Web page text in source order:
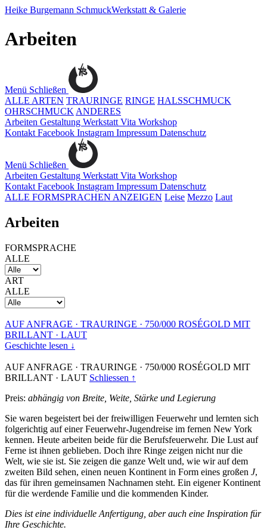
Heike Burgemann SchmuckWerkstatt & Galerie
Arbeiten
Menü Schließen
ALLE ARTEN TRAURINGE RINGE HALSSCHMUCK
OHRSCHMUCK ANDERES
Arbeiten Gestaltung Werkstatt Vita Workshop
Kontakt Facebook Instagram Impressum Datenschutz
Menü Schließen
Arbeiten Gestaltung Werkstatt Vita Workshop
Kontakt Facebook Instagram Impressum Datenschutz
ALLE FORMSPRACHEN ANZEIGEN Leise Mezzo Laut
Arbeiten
FORMSPRACHE
ALLE
ART
ALLE
AUF ANFRAGE · TRAURINGE · 750/000 ROSÉGOLD MIT
BRILLANT · LAUT
Geschichte lesen ↓
AUF ANFRAGE · TRAURINGE · 750/000 ROSÉGOLD MIT
BRILLANT · LAUT Schliessen ↑
Preis: abhängig von Breite, Weite, Stärke und Legierung
Sie waren begeistert bei der freiwilligen Feuerwehr und lernten sich
folgerichtig auf einer Feuerwehr-Jugendreise im fernen New York
kennen. Heute arbeiten beide für die Berufsfeuerwehr. Die Lust auf
Ferne ist ihnen geblieben. Doch ihre Ringe zeigen nicht nur die
Welt, wie sie ist. Sie zeigen die ganze Welt und, wie wir auf dem
zweiten Bild sehen, einen neuen Kontinent in Form eines großen J,
das für ihren gemeinsamen Nachnamen steht. Ein eigener Kontinent
für die werdende Familie und die kommenden Kinder.
Dies ist eine individuelle Anfertigung, aber auch eine Inspiration für
Ihre Geschichte.